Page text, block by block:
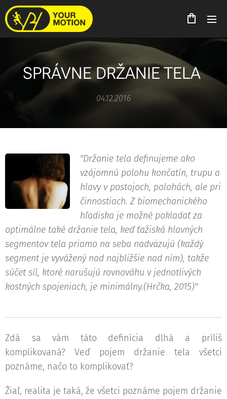
SPRÁVNE DRŽANIE TELA
04.12.2016
"Držanie tela definujeme ako
vzájomnú polohu končatín, trupu a
hlavy v postojoch, polohách, ale pri
činnostiach. Z biomechanického
hľadiska je možné pokladať za
optimálne také držanie tela, keď ťažiská hlavných
segmentov tela priamo na seba nadväzujú (každý
segment je vyvážený nad najbližšie nad ním), takže
súčet síl, ktoré narušujú rovnováhu v jednotlivých
kostných spojeniach, je minimálny.(Hrčka, 2015)"
Zdá sa vám táto definícia dlhá a príliš
komplikovaná? Veď pojem držanie tela všetci
poznáme, načo to komplikovať?
Žiaľ, realita je taká, že všetci poznáme pojem držanie